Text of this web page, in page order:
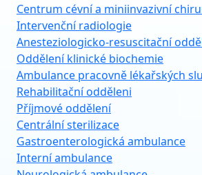
Centrum cévní a miniinvazivní
Intervenční radiologie
Anesteziologicko-resuscitační
Oddělení klinické biochemie
Ambulance pracovně lékařských
Rehabilitační odděleni
Příjmové oddělení
Centrální sterilizace
Gastroenterologická ambulance
Interní ambulance